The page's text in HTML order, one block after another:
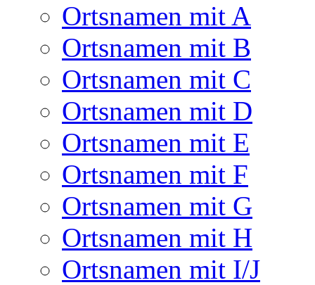
Ortsnamen mit A
Ortsnamen mit B
Ortsnamen mit C
Ortsnamen mit D
Ortsnamen mit E
Ortsnamen mit F
Ortsnamen mit G
Ortsnamen mit H
Ortsnamen mit I/J